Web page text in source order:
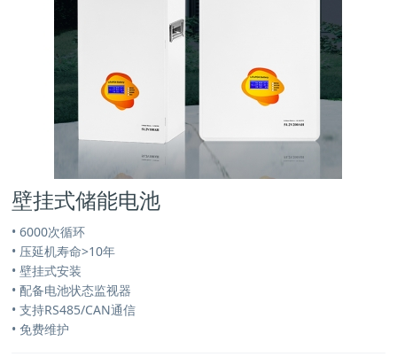
壁挂式储能电池
• 6000次循环
• 压延机寿命>10年
• 壁挂式安装
• 配备电池状态监视器
• 支持RS485/CAN通信
• 免费维护